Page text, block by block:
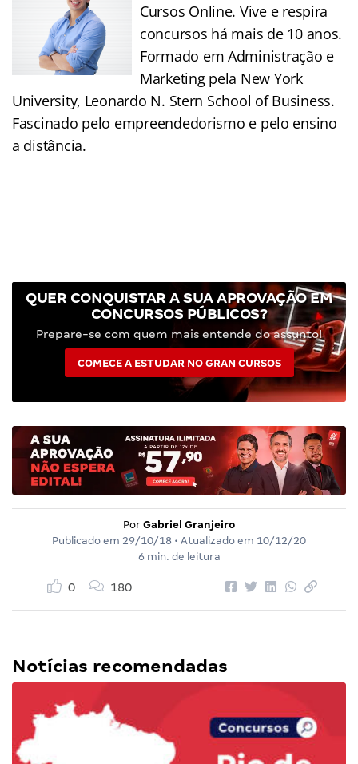
Cursos Online. Vive e respira
concursos há mais de 10 anos.
Formado em Administração e
Marketing pela New York
University, Leonardo N. Stern School of Business.
Fascinado pelo empreendedorismo e pelo ensino
a distância.
QUER CONQUISTAR A SUA APROVAÇÃO EM
CONCURSOS PÚBLICOS?
Prepare-se com quem mais entende do assunto!
COMECE A ESTUDAR NO GRAN CURSOS
Por Gabriel Granjeiro
Publicado em 29/10/18 • Atualizado em 10/12/20
6 min. de leitura
0 180
Notícias recomendadas